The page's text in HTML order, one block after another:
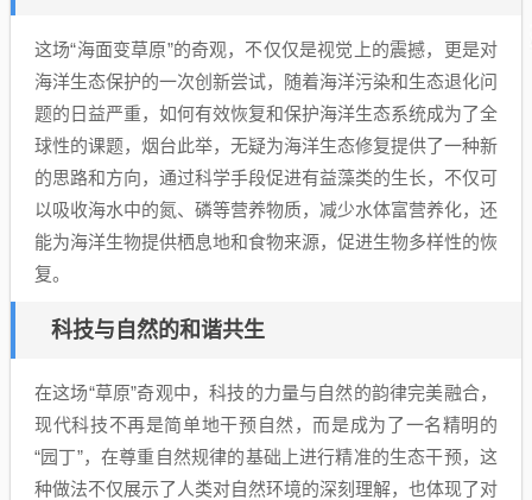
这场“海面变草原”的奇观，不仅仅是视觉上的震撼，更是对
海洋生态保护的一次创新尝试，随着海洋污染和生态退化问
题的日益严重，如何有效恢复和保护海洋生态系统成为了全
球性的课题，烟台此举，无疑为海洋生态修复提供了一种新
的思路和方向，通过科学手段促进有益藻类的生长，不仅可
以吸收海水中的氮、磷等营养物质，减少水体富营养化，还
能为海洋生物提供栖息地和食物来源，促进生物多样性的恢
复。
科技与自然的和谐共生
在这场“草原”奇观中，科技的力量与自然的韵律完美融合，
现代科技不再是简单地干预自然，而是成为了一名精明的
“园丁”，在尊重自然规律的基础上进行精准的生态干预，这
种做法不仅展示了人类对自然环境的深刻理解，也体现了对